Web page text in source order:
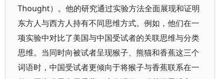
Thought）。他的研究通过实验方法全面展现和证明
东方人与西方人持有不同思维方式。例如，他们在一
项实验中对比了美国与中国受试者的关联思维与分类
思维。当同时向被试者呈现猴子、熊猫和香蕉这三个
词语时，中国受试者更倾向于将猴子与香蕉联系在一